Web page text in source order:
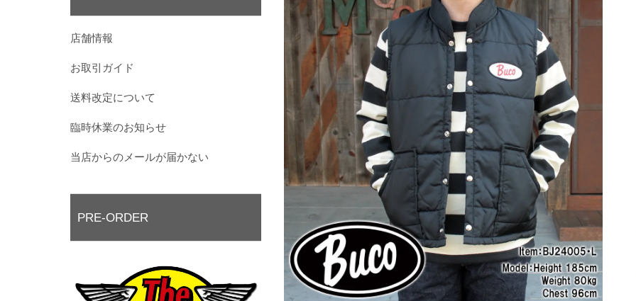
店舗情報
お取引ガイド
送料改定について
臨時休業のお知らせ
当店からのメールが届かない
PRE-ORDER